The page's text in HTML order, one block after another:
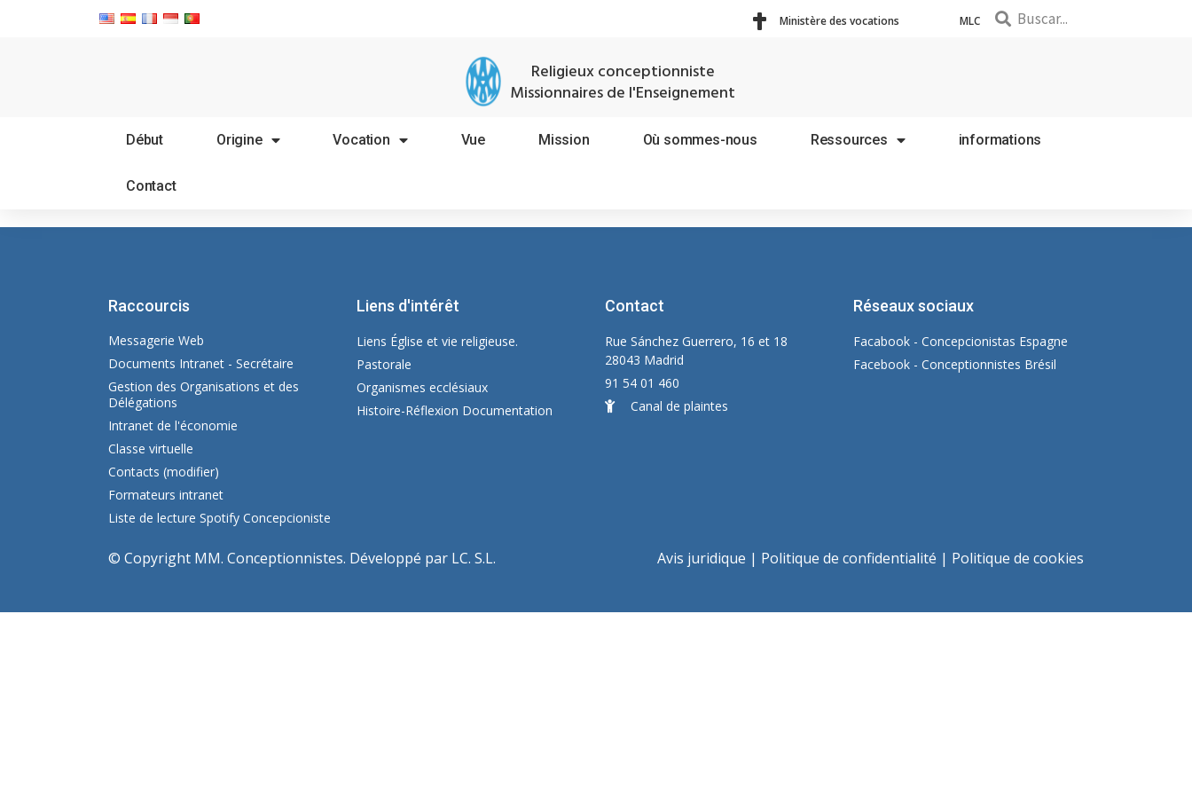
Ministère des vocations MLC
Religieux conceptionniste
Missionnaires de l'Enseignement
Début Origine Vocation Vue Mission Où sommes-nous Ressources informations
Contact
Raccourcis
Messagerie Web
Documents Intranet - Secrétaire
Gestion des Organisations et des
Délégations
Intranet de l'économie
Classe virtuelle
Contacts (modifier)
Formateurs intranet
Liste de lecture Spotify Concepcioniste
Liens d'intérêt
Liens Église et vie religieuse.
Pastorale
Organismes ecclésiaux
Histoire-Réflexion Documentation
Contact
Rue Sánchez Guerrero, 16 et 18
28043 Madrid
91 54 01 460
Canal de plaintes
Réseaux sociaux
Facabook - Concepcionistas Espagne
Facebook - Conceptionnistes Brésil
© Copyright MM. Conceptionnistes. Développé par LC. S.L. Avis juridique | Politique de confidentialité | Politique de cookies